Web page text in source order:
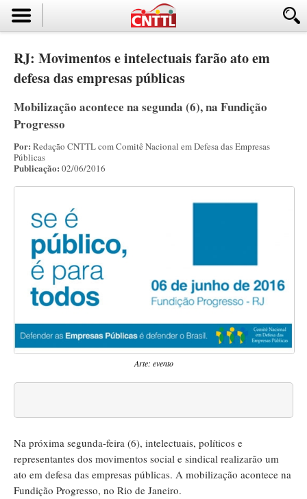
RJ: Movimentos e intelectuais farão ato em
defesa das empresas públicas
Mobilização acontece na segunda (6), na Fundição
Progresso
Por: Redação CNTTL com Comitê Nacional em Defesa das Empresas
Públicas
Publicação: 02/06/2016
Arte: evento
Na próxima segunda-feira (6), intelectuais, políticos e
representantes dos movimentos social e sindical realizarão um
ato em defesa das empresas públicas. A mobilização acontece na
Fundição Progresso, no Rio de Janeiro.